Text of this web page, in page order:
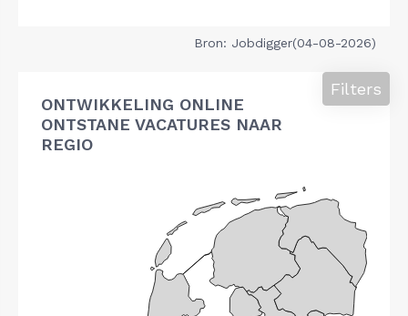
Bron: Jobdigger(04-08-2026)
ONTWIKKELING ONLINE
ONTSTANE VACATURES NAAR
REGIO
Filters